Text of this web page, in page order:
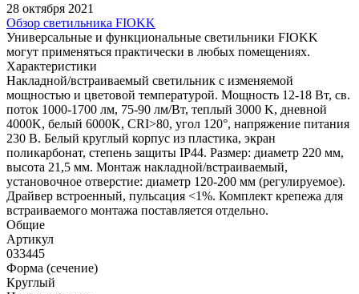
28 октября 2021
Обзор светильника FIOKK
Универсальные и функциональные светильники FIOKK
могут применяться практически в любых помещениях.
Характеристики
Накладной/встраиваемый светильник с изменяемой
мощностью и цветовой температурой. Мощность 12-18 Вт, св.
поток 1000-1700 лм, 75-90 лм/Вт, теплый 3000 K, дневной
4000K, белый 6000K, CRI>80, угол 120°, напряжение питания
230 В. Белый круглый корпус из пластика, экран
поликарбонат, степень защиты IP44. Размер: диаметр 220 мм,
высота 21,5 мм. Монтаж накладной/встраиваемый,
установочное отверстие: диаметр 120-200 мм (регулируемое).
Драйвер встроенный, пульсация <1%. Комплект крепежа для
встраиваемого монтажа поставляется отдельно.
Общие
Артикул
033445
Форма (сечение)
Круглый